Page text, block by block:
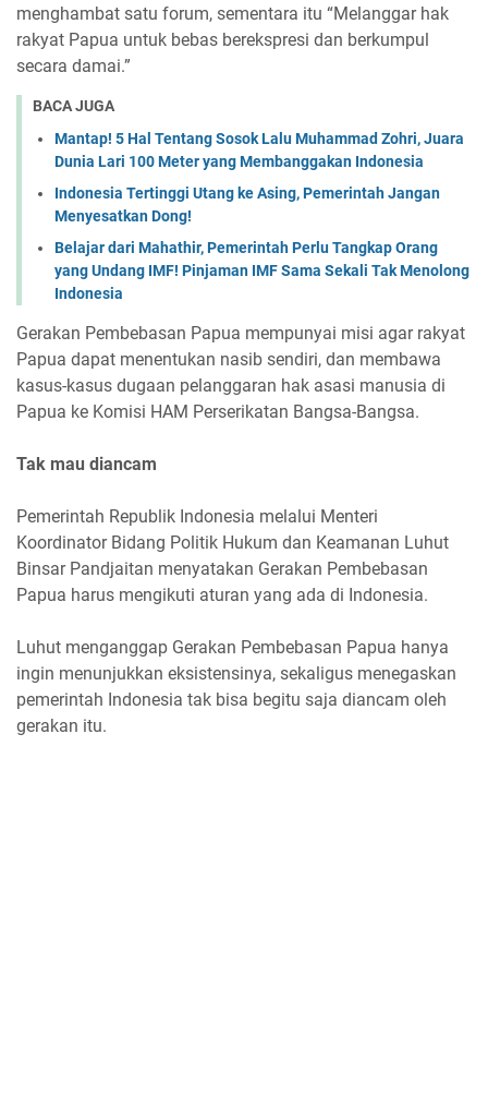
menghambat satu forum, sementara itu “Melanggar hak
rakyat Papua untuk bebas berekspresi dan berkumpul
secara damai.”
BACA JUGA
Mantap! 5 Hal Tentang Sosok Lalu Muhammad Zohri, Juara
Dunia Lari 100 Meter yang Membanggakan Indonesia
Indonesia Tertinggi Utang ke Asing, Pemerintah Jangan
Menyesatkan Dong!
Belajar dari Mahathir, Pemerintah Perlu Tangkap Orang
yang Undang IMF! Pinjaman IMF Sama Sekali Tak Menolong
Indonesia
Gerakan Pembebasan Papua mempunyai misi agar rakyat
Papua dapat menentukan nasib sendiri, dan membawa
kasus-kasus dugaan pelanggaran hak asasi manusia di
Papua ke Komisi HAM Perserikatan Bangsa-Bangsa.
Tak mau diancam
Pemerintah Republik Indonesia melalui Menteri
Koordinator Bidang Politik Hukum dan Keamanan Luhut
Binsar Pandjaitan menyatakan Gerakan Pembebasan
Papua harus mengikuti aturan yang ada di Indonesia.
Luhut menganggap Gerakan Pembebasan Papua hanya
ingin menunjukkan eksistensinya, sekaligus menegaskan
pemerintah Indonesia tak bisa begitu saja diancam oleh
gerakan itu.